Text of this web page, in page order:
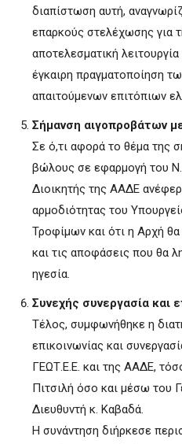
διαπίστωση αυτή,
επαρκούς στελέχωσης για
αποτελεσματική
έγκαιρη πραγματοποίηση
απαιτούμενων επιτόπιων
Σήμανση αιγοπροβάτων
Σε ό,τι αφορά το θέμα της
βώλους σε εφαρμογή του
Διοικητής της ΑΑΔΕ
αρμοδιότητας του
Τροφίμων και ότι η Αρχή
και τις αποφάσεις που θα
ηγεσία.
Συνεχής συνεργασία και
Τέλος, συμφωνήθηκε η
επικοινωνίας και
ΓΕΩΤ.Ε.Ε. και της ΑΑΔΕ,
Πιτσιλή όσο και μέσω του
Διευθυντή κ. Καβαδά.
Η συνάντηση διήρκεσε